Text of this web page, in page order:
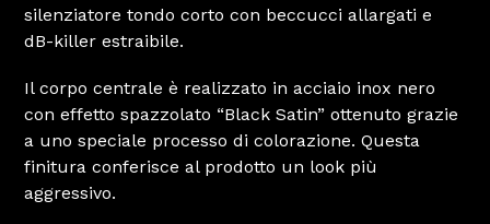
silenziatore tondo corto con beccucci allargati e
dB-killer estraibile.
Il corpo centrale è realizzato in acciaio inox nero
con effetto spazzolato “Black Satin” ottenuto grazie
a uno speciale processo di colorazione. Questa
finitura conferisce al prodotto un look più
aggressivo.